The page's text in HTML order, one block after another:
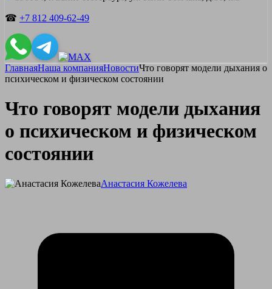
☎ +7 812 409-62-49
ГлавнаяНаша компанияНовостиЧто говорят модели дыхания о
психическом и физическом состоянии
Что говорят модели дыхания
о психическом и физическом
состоянии
Анастасия Кожелева